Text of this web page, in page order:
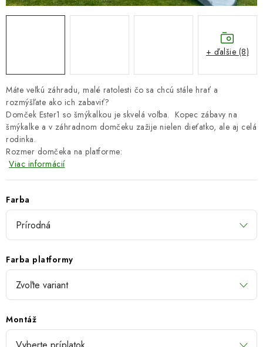
Máte veľkú záhradu, malé ratolesti čo sa chcú stále hrať a
rozmýšľate ako ich zabaviť?
Domček Ester1 so šmýkalkou je skvelá voľba. Kopec zábavy na
šmýkalke a v záhradnom domčeku zažije nielen dieťatko, ale aj celá
rodinka.
Rozmer domčeka na platforme:
Viac informácií
Farba
Farba platformy
Montáž
+ ďalšie (8)